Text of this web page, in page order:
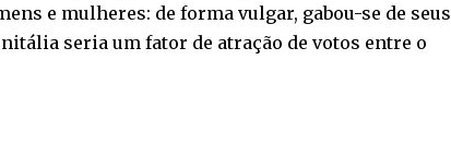
e mulheres: de forma vulgar, gabou-se de seus
seria um fator de atração de votos entre o